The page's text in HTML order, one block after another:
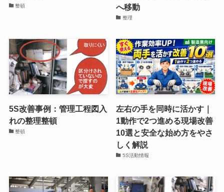
整頓
へ移動
整理
5S改善事例：管理工程図入
れの整理整頓
整頓
左右の手を同時に活かす｜
1動作で2つ進める現場改善
10選と安全な始め方をやさ
しく解説
5S活動情報